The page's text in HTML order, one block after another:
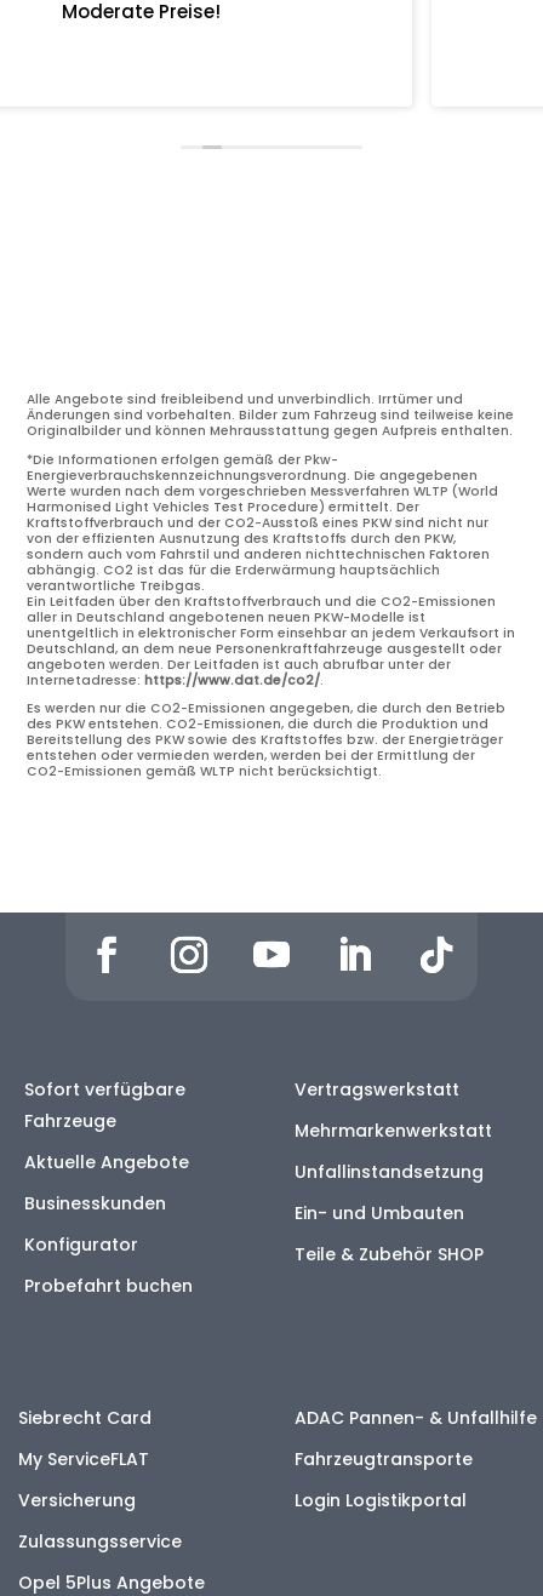
Alle Angebote sind freibleibend und unverbindlich. Irrtümer und
Änderungen sind vorbehalten. Bilder zum Fahrzeug sind teilweise keine
Originalbilder und können Mehrausstattung gegen Aufpreis enthalten.
*Die Informationen erfolgen gemäß der Pkw-
Energieverbrauchskennzeichnungsverordnung. Die angegebenen
Werte wurden nach dem vorgeschrieben Messverfahren WLTP (World
Harmonised Light Vehicles Test Procedure) ermittelt. Der
Kraftstoffverbrauch und der CO2-Ausstoß eines PKW sind nicht nur
von der effizienten Ausnutzung des Kraftstoffs durch den PKW,
sondern auch vom Fahrstil und anderen nichttechnischen Faktoren
abhängig. CO2 ist das für die Erderwärmung hauptsächlich
verantwortliche Treibgas.
Ein Leitfaden über den Kraftstoffverbrauch und die CO2-Emissionen
aller in Deutschland angebotenen neuen PKW-Modelle ist
unentgeltlich in elektronischer Form einsehbar an jedem Verkaufsort in
Deutschland, an dem neue Personenkraftfahrzeuge ausgestellt oder
angeboten werden. Der Leitfaden ist auch abrufbar unter der
Internetadresse:https://www.dat.de/co2/.
Es werden nur die CO2-Emissionen angegeben, die durch den Betrieb
des PKW entstehen. CO2-Emissionen, die durch die Produktion und
Bereitstellung des PKW sowie des Kraftstoffes bzw. der Energieträger
entstehen oder vermieden werden, werden bei der Ermittlung der
CO2-Emissionen gemäß WLTP nicht berücksichtigt.
Sofort verfügbare
Fahrzeuge
Aktuelle Angebote
Businesskunden
Konfigurator
Probefahrt buchen
Vertragswerkstatt
Mehrmarkenwerkstatt
Unfallinstandsetzung
Ein- und Umbauten
Teile & Zubehör SHOP
Siebrecht Card
My ServiceFLAT
Versicherung
Zulassungsservice
Opel 5Plus Angebote
ADAC Pannen- & Unfallhilfe
Fahrzeugtransporte
Login Logistikportal